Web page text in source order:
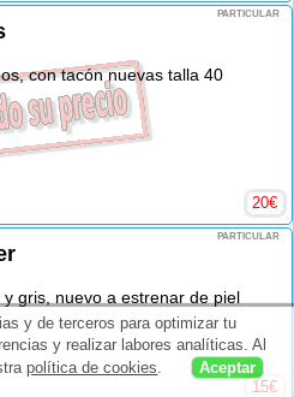
PARTICULAR
con tacón nuevas talla 40
20€
PARTICULAR
gris, nuevo a estrenar de piel
15€
y de terceros para optimizar tu
y realizar labores analíticas. Al
política de cookies Aceptar